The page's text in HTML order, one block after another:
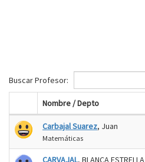
Buscar Profesor:
Nombre / Depto
Carbajal Suarez, Juan
Matemáticas
CARVAJAL, BLANCA ESTRELLA